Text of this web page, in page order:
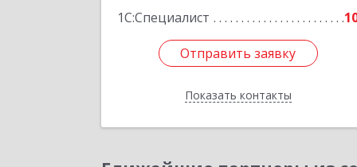
1С:Специалист
Отправить заявку
Показать контакты
Отправить заявку
Назад